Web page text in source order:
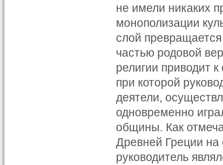
не имели никаких
монополизации
слой
частью родовой
религии приводит
при которой
деятели,
одновременно
общины. Как
Древней Греции на
руководитель